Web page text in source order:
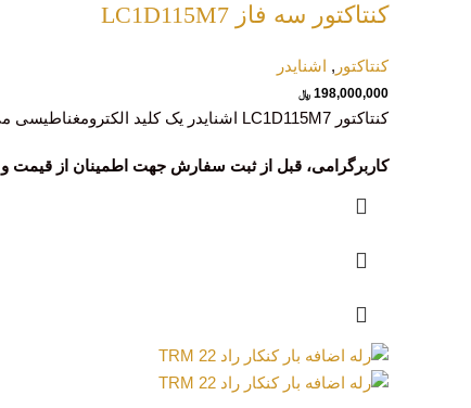
کنتاکتور سه فاز LC1D115M7
کنتاکتور , اشنایدر
198,000,000 ﷼
کنتاکتور LC1D115M7 اشنایدر یک کلید الکترومغناطیسی می باشد. کنتاکتور قدرت اشنایدر برای مصرف کننده با جریان بالا در نظرگرفته می شود.
کاربرگرامی، قبل از ثبت سفارش جهت اطمینان از قیمت و موجودی با